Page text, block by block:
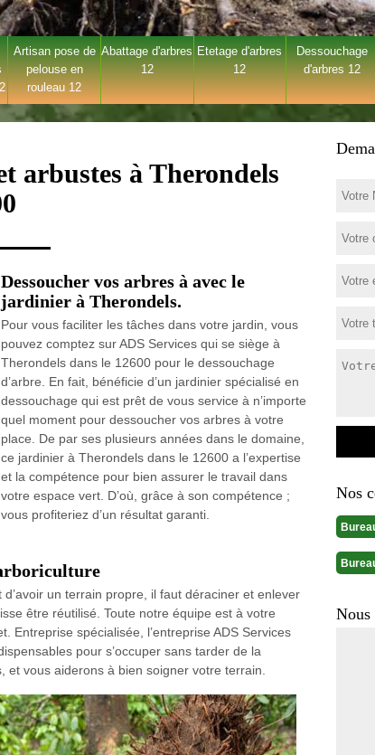
Artisan pose de
pelouse en
rouleau 12
Abattage d'arbres
12
Etetage d'arbres
12
Dessouchage
d'arbres 12
arbustes à Therondels
Dessoucher vos arbres à avec le
jardinier à Therondels.
Pour vous faciliter les tâches dans votre jardin, vous
pouvez comptez sur ADS Services qui se siège à
Therondels dans le 12600 pour le dessouchage
d’arbre. En fait, bénéficie d’un jardinier spécialisé en
dessouchage qui est prêt de vous service à n’importe
quel moment pour dessoucher vos arbres à votre
place. De par ses plusieurs années dans le domaine,
ce jardinier à Therondels dans le 12600 a l’expertise
et la compétence pour bien assurer le travail dans
votre espace vert. D’où, grâce à son compétence ;
vous profiteriez d’un résultat garanti.
un terrain propre, il faut déraciner et enlever
être réutilisé. Toute notre équipe est à votre
Entreprise spécialisée, l’entreprise ADS Services
pour s’occuper sans tarder de la
vous aiderons à bien soigner votre terrain.
Nos
Nous